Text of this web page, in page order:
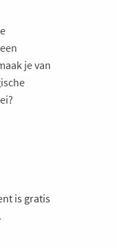
je van
is gratis